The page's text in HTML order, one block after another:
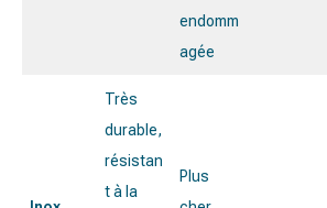
endomm
agée
Très
durable,
résistan
t à la
Plus